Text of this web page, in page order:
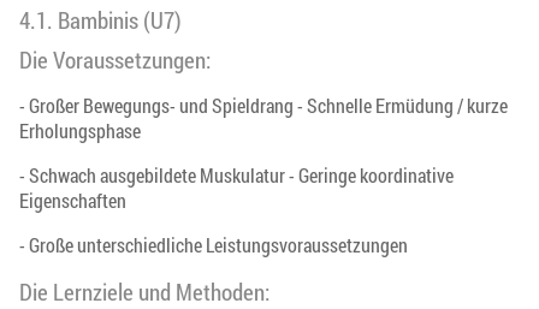
4.1. Bambinis (U7)
Die Voraussetzungen:
- Großer Bewegungs- und Spieldrang - Schnelle Ermüdung / kurze
Erholungsphase
- Schwach ausgebildete Muskulatur - Geringe koordinative
Eigenschaften
- Große unterschiedliche Leistungsvoraussetzungen
Die Lernziele und Methoden: